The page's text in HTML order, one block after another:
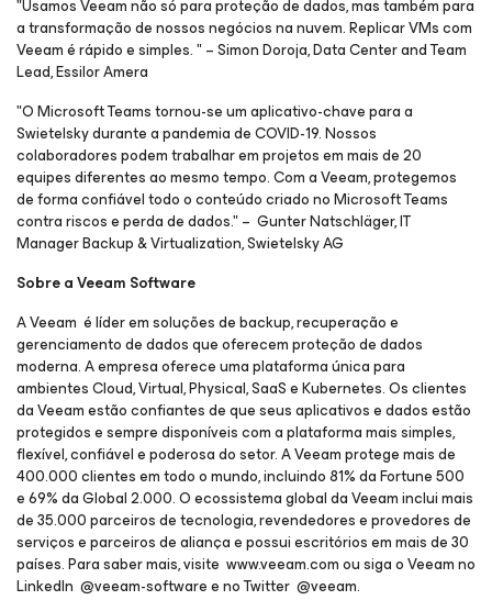
"Usamos Veeam não só para proteção de dados, mas também para
a transformação de nossos negócios na nuvem. Replicar VMs com
Veeam é rápido e simples. " – Simon Doroja, Data Center and Team
Lead, Essilor Amera
"O Microsoft Teams tornou-se um aplicativo-chave para a
Swietelsky durante a pandemia de COVID-19. Nossos
colaboradores podem trabalhar em projetos em mais de 20
equipes diferentes ao mesmo tempo. Com a Veeam, protegemos
de forma confiável todo o conteúdo criado no Microsoft Teams
contra riscos e perda de dados." – Gunter Natschläger, IT
Manager Backup & Virtualization, Swietelsky AG
Sobre a Veeam Software
A Veeam é líder em soluções de backup, recuperação e
gerenciamento de dados que oferecem proteção de dados
moderna. A empresa oferece uma plataforma única para
ambientes Cloud, Virtual, Physical, SaaS e Kubernetes. Os clientes
da Veeam estão confiantes de que seus aplicativos e dados estão
protegidos e sempre disponíveis com a plataforma mais simples,
flexível, confiável e poderosa do setor. A Veeam protege mais de
400.000 clientes em todo o mundo, incluindo 81% da Fortune 500
e 69% da Global 2.000. O ecossistema global da Veeam inclui mais
de 35.000 parceiros de tecnologia, revendedores e provedores de
serviços e parceiros de aliança e possui escritórios em mais de 30
países. Para saber mais, visite www.veeam.com ou siga o Veeam no
LinkedIn @veeam-software e no Twitter @veeam.